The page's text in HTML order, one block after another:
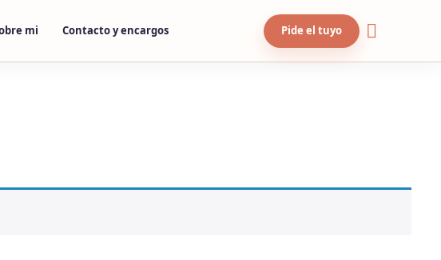
mi Contacto y encargos Pide el tuyo